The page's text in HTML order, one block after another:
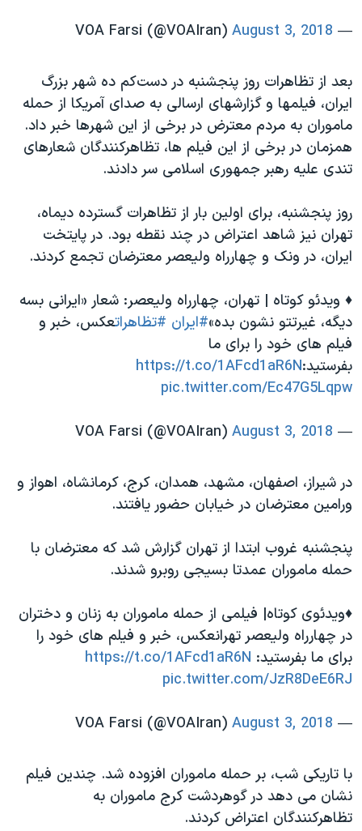
— VOA Farsi (@VOAIran)
August 3, 2018
بعد از تظاهرات روز پنجشنبه در دست‌کم ده شهر بزرگ
ایران، فیلمها و گزارشهای ارسالی به صدای آمریکا از حمله
ماموران به مردم معترض در برخی از این شهرها خبر داد.
همزمان در برخی از این فیلم ها، تظاهرکنندگان شعارهای
تندی علیه رهبر جمهوری اسلامی سر دادند.
روز پنجشنبه، برای اولین بار از تظاهرات گسترده دیماه،
تهران نیز شاهد اعتراض در چند نقطه بود. در پایتخت
ایران، در ونک و چهارراه ولیعصر معترضان تجمع کردند.
♦️ ویدئو کوتاه | تهران، چهارراه ولیعصر: شعار «ایرانی بسه
دیگه، غیرتتو نشون بده»#ایران #تظاهراتعكس، خبر و
فيلم هاى خود را براى ما
بفرستيد:https://t.co/1AFcd1aR6N
pic.twitter.com/Ec47G5Lqpw
— VOA Farsi (@VOAIran)
August 3, 2018
در شیراز، اصفهان، مشهد، همدان، کرج، کرمانشاه، اهواز و
ورامین معترضان در خیابان حضور یافتند.
پنجشنبه غروب ابتدا از تهران گزارش شد که معترضان با
حمله ماموران عمدتا بسیجی روبرو شدند.
♦️ویدئوی کوتاه| فیلمی از حمله ماموران به زنان و دختران
در چهارراه ولیعصر تهرانعكس، خبر و فيلم هاى خود را
براى ما بفرستيد: https://t.co/1AFcd1aR6N
pic.twitter.com/JzR8DeE6RJ
— VOA Farsi (@VOAIran)
August 3, 2018
با تاریکی شب، بر حمله ماموران افزوده شد. چندین فیلم
نشان می دهد در گوهردشت کرج ماموران به
تظاهرکنندگان اعتراض کردند.